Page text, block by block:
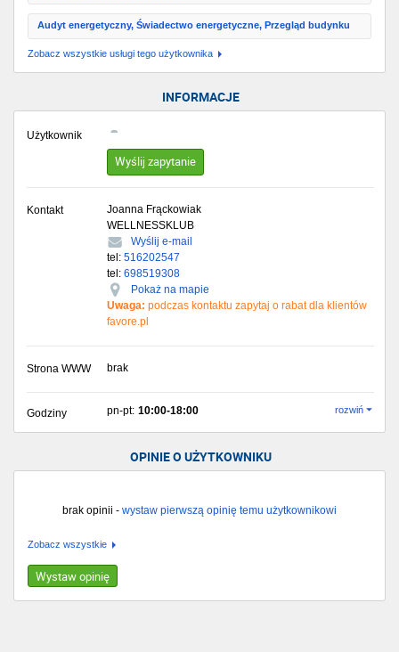
Audyt energetyczny, Świadectwo energetyczne, Przegląd budynku
Zobacz wszystkie usługi tego użytkownika
INFORMACJE
Użytkownik
Wyślij zapytanie
Kontakt
Joanna Frąckowiak
WELLNESSKLUB
Wyślij e-mail
tel: 516202547
tel: 698519308
Pokaż na mapie
Uwaga: podczas kontaktu zapytaj o rabat dla klientów
favore.pl
Strona WWW brak
Godziny pn-pt: 10:00-18:00 rozwiń
OPINIE O UŻYTKOWNIKU
brak opinii - wystaw pierwszą opinię temu użytkownikowi
Zobacz wszystkie
Wystaw opinię